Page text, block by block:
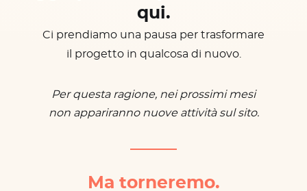
qui.
Ci prendiamo una pausa per trasformare
il progetto in qualcosa di nuovo.
Per questa ragione, nei prossimi mesi
non appariranno nuove attività sul sito.
Ma torneremo.